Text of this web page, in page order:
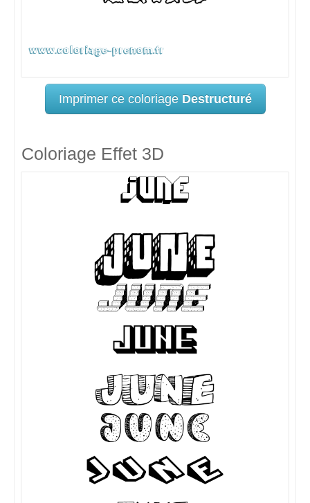
Imprimer ce coloriage Destructuré
Coloriage Effet 3D